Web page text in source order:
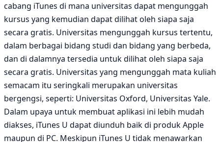
cabang iTunes di mana universitas dapat mengunggah
kursus yang kemudian dapat dilihat oleh siapa saja
secara gratis. Universitas mengunggah kursus tertentu,
dalam berbagai bidang studi dan bidang yang berbeda,
dan di dalamnya tersedia untuk dilihat oleh siapa saja
secara gratis. Universitas yang mengunggah mata kuliah
semacam itu seringkali merupakan universitas
bergengsi, seperti: Universitas Oxford, Universitas Yale.
Dalam upaya untuk membuat aplikasi ini lebih mudah
diakses, iTunes U dapat diunduh baik di produk Apple
maupun di PC. Meskipun iTunes U tidak menawarkan